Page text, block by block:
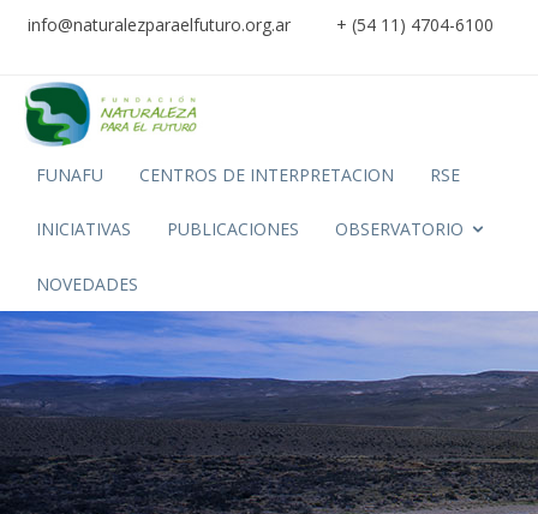
info@naturalezparaelfuturo.org.ar + (54 11) 4704-6100
FUNAFU CENTROS DE INTERPRETACION RSE
INICIATIVAS PUBLICACIONES OBSERVATORIO
NOVEDADES